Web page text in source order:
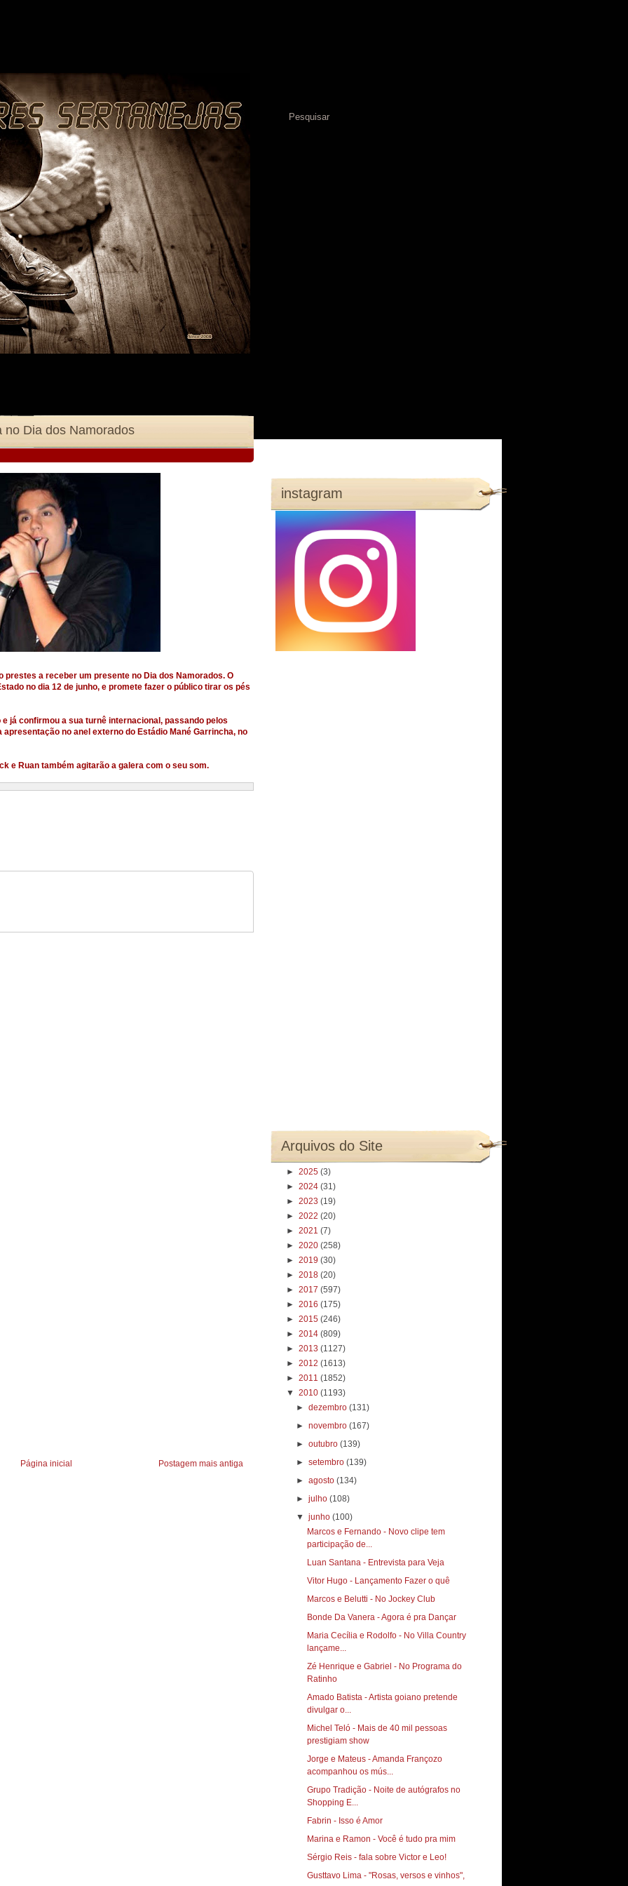
no Dia dos Namorados
prestes a receber um presente no Dia dos Namorados. O
no dia 12 de junho, e promete fazer o público tirar os pés
já confirmou a sua turnê internacional, passando pelos
no anel externo do Estádio Mané Garrincha, no
e Ruan também agitarão a galera com o seu som.
Postagem mais antiga
Página inicial
instagram
Arquivos do Site
► 2025 (3)
► 2024 (31)
► 2023 (19)
► 2022 (20)
► 2021 (7)
► 2020 (258)
► 2019 (30)
► 2018 (20)
► 2017 (597)
► 2016 (175)
► 2015 (246)
► 2014 (809)
► 2013 (1127)
► 2012 (1613)
► 2011 (1852)
▼ 2010 (1193)
►dezembro(131)
►novembro(167)
►outubro(139)
►setembro(139)
►agosto(134)
►julho(108)
▼junho(100)
Marcos e Fernando - Novo clipe tem
participação de...
Luan Santana - Entrevista para Veja
Vitor Hugo - Lançamento Fazer o quê
Marcos e Belutti - No Jockey Club
Bonde Da Vanera - Agora é pra Dançar
Maria Cecília e Rodolfo - No Villa Country
lançame...
Zé Henrique e Gabriel - No Programa do
Ratinho
Amado Batista - Artista goiano pretende
divulgar o...
Michel Teló - Mais de 40 mil pessoas
prestigiam show
Jorge e Mateus - Amanda Françozo
acompanhou os mús...
Grupo Tradição - Noite de autógrafos no
Shopping E...
Fabrin - Isso é Amor
Marina e Ramon - Você é tudo pra mim
Sérgio Reis - fala sobre Victor e Leo!
Gusttavo Lima - "Rosas, versos e vinhos",